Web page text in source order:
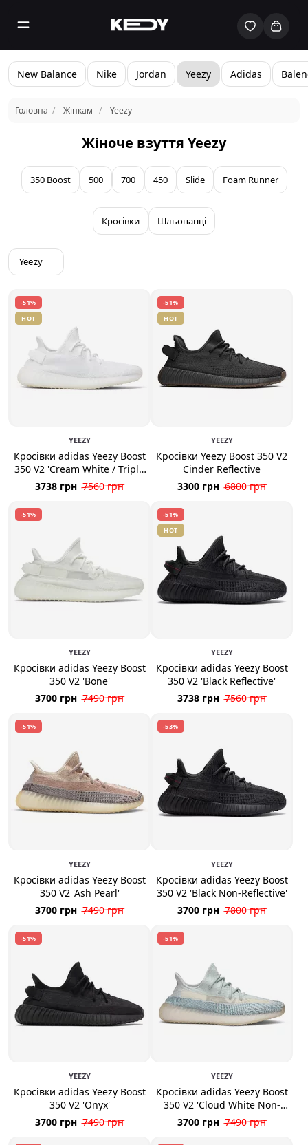
New Balance Nike Jordan Yeezy Adidas
Головна Жінкам Yeezy
Жіноче взуття Yeezy
350 Boost 500 700 450 Slide Foam Runner
Кросівки Шльопанці
Yeezy
-51%
HOT
YEEZY
Кросівки adidas Yeezy Boost
350 V2 'Cream White / Triple
White'
3738 грн 7560 грн
-51%
HOT
YEEZY
Кросівки Yeezy Boost 350 V2
Cinder Reflective
3300 грн 6800 грн
-51%
YEEZY
Кросівки adidas Yeezy Boost
350 V2 'Bone'
3700 грн 7490 грн
-51%
HOT
YEEZY
Кросівки adidas Yeezy Boost
350 V2 'Black Reflective'
3738 грн 7560 грн
-51%
YEEZY
Кросівки adidas Yeezy Boost
350 V2 'Ash Pearl'
3700 грн 7490 грн
-53%
YEEZY
Кросівки adidas Yeezy Boost
350 V2 'Black Non-Reflective'
3700 грн 7800 грн
-51%
YEEZY
Кросівки adidas Yeezy Boost
350 V2 'Onyx'
3700 грн 7490 грн
-51%
YEEZY
Кросівки adidas Yeezy Boost
350 V2 'Cloud White Non-
Reflective'
3700 грн 7490 грн